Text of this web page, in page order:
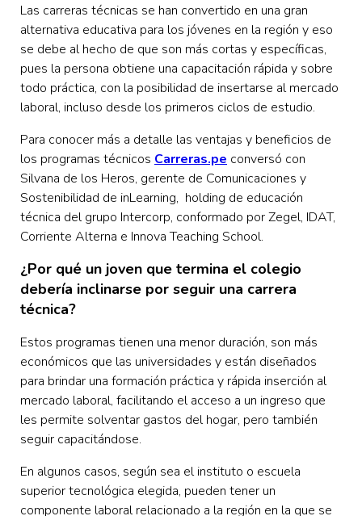
Las carreras técnicas se han convertido en una gran
alternativa educativa para los jóvenes en la región y eso
se debe al hecho de que son más cortas y específicas,
pues la persona obtiene una capacitación rápida y sobre
todo práctica, con la posibilidad de insertarse al mercado
laboral, incluso desde los primeros ciclos de estudio.
Para conocer más a detalle las ventajas y beneficios de
los programas técnicos Carreras.pe conversó con
Silvana de los Heros, gerente de Comunicaciones y
Sostenibilidad de inLearning, holding de educación
técnica del grupo Intercorp, conformado por Zegel, IDAT,
Corriente Alterna e Innova Teaching School.
¿Por qué un joven que termina el colegio
debería inclinarse por seguir una carrera
técnica?
Estos programas tienen una menor duración, son más
económicos que las universidades y están diseñados
para brindar una formación práctica y rápida inserción al
mercado laboral, facilitando el acceso a un ingreso que
les permite solventar gastos del hogar, pero también
seguir capacitándose.
En algunos casos, según sea el instituto o escuela
superior tecnológica elegida, pueden tener un
componente laboral relacionado a la región en la que se